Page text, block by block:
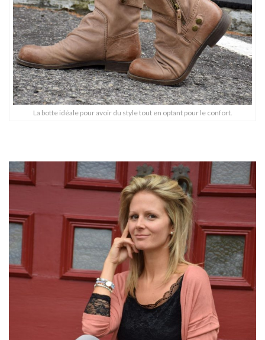
La botte idéale pour avoir du style tout en optant pour le confort.